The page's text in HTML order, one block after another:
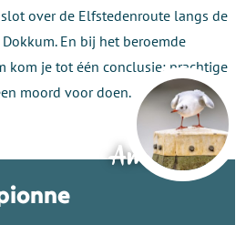
slot over de Elfstedenroute langs de
En bij het beroemde
kom je tot één conclusie: prachtige
moord voor doen.
Ameland